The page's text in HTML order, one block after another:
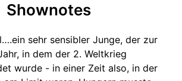
Shownotes
sehr sensibler Junge, der zur
in dem der 2. Weltkrieg
wurde - in einer Zeit also, in der